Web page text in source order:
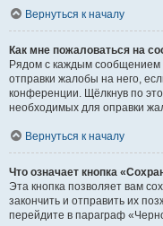
Вернуться к началу
Как мне пожаловаться на
Рядом с каждым сообщением
отправки жалобы на него,
конференции. Щёлкнув по
необходимых для оправки
Вернуться к началу
Что означает кнопка
Эта кнопка позволяет вам
закончить и отправить их
перейдите в параграф